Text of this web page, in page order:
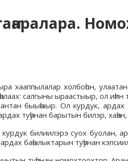
хааппылалар холбоһон,
салгыны ыраастыыр, ол
быыһыыр. Ол курдук, ардах
туһунан барытын билэр, хаһан,
билиилэрэ суох буолан,
баһылыктарын туһунан